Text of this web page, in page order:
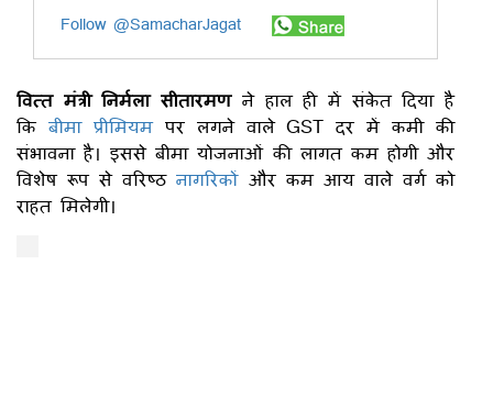
Follow @SamacharJagat
वित्त मंत्री निर्मला सीतारमणने हाल ही में संकेत दिया है
कि बीमा प्रीमियमपर लगने वाले GST दर में कमी की
संभावना है। इससे बीमा योजनाओं की लागत कम होगी और
विशेष रूप से वरिष्ठनागरिकों और कम आय वाले वर्ग को
राहत मिलेगी।